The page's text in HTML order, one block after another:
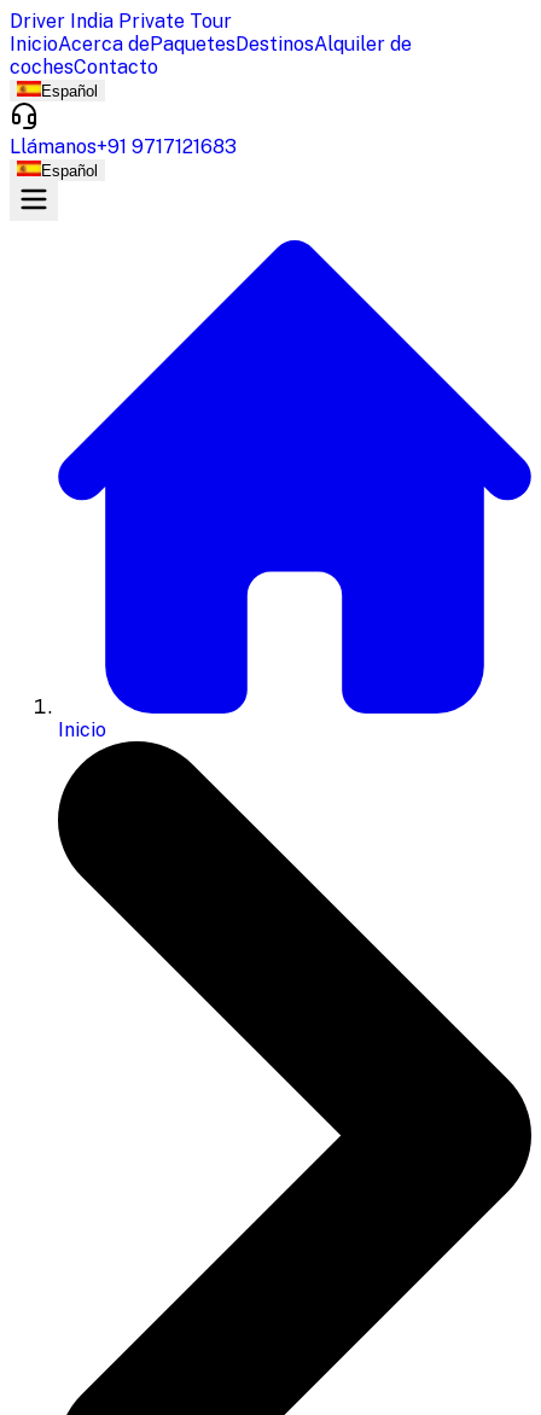
Driver India Private Tour
InicioAcerca dePaquetesDestinosAlquiler de
cochesContacto
Español
Llámanos+91 9717121683
Español
Inicio